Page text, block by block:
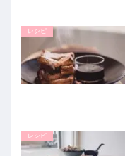
レシピ
レシピ